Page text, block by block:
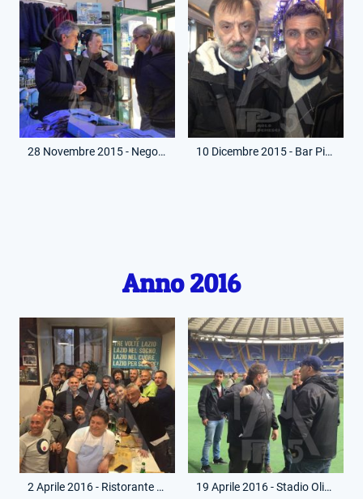
28 Novembre 2015 - Negozio Mondo Lazio - Monterotondo - Con Paolo Pochesci e Felice Pulici 10 Dicembre 2015 - Bar Piazza Euclide - Con Bruno Giordano
Anno 2016
2 Aprile 2016 - Ristorante Al Grottino del Laziale - Lazio Club Gubbio - Gruppo con Vincenzo D'Amico 19 Aprile 2016 - Stadio Olimpico - Organizzazione Evento Di padre in figlio